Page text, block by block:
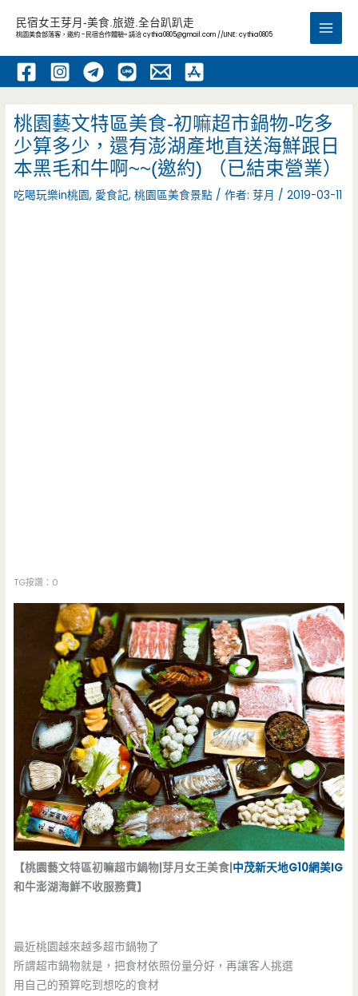
內
民宿女王芽月-美食.旅遊.全台趴趴走
桃園美食部落客，邀約 -民宿合作體驗~ 請洽cythia0805@gmail.com //LINE: cythia0805
Main
桃園藝文特區美食-初嘛超市鍋物-吃多
少算多少，還有澎湖產地直送海鮮跟日
本黑毛和牛啊~~(邀約) （已結束營業）
吃喝玩樂in桃園, 愛食記,桃園區美食景點 / 作者:芽月 /2019-03-11
TG按讚：0
【桃園藝文特區初嘛超市鍋物|芽月女王美食|中茂新天地G10網美IG
和牛澎湖海鮮不收服務費】
最近桃園越來越多超市鍋物了
所謂超市鍋物就是，把食材依照份量分好，再讓客人挑選
用自己的預算吃到想吃的食材